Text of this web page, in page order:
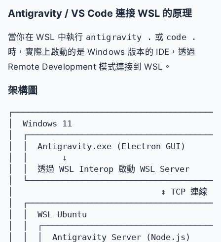
Antigravity / VS Code 連接 WSL 的原理
當你在 WSL 中執行 antigravity . 或 code .
時，實際上啟動的是 Windows 版本的 IDE，透過
Remote Development 模式連接到 WSL。
架構圖
│  Windows 11
│
│  │  Antigravity.exe (Electron
│  │       ↓
│  │  透過 WSL Interop 啟動 WSL
│
│                              ↕ TCP 連線
│
│  │  WSL Ubuntu
│  │
│  │  │  Antigravity Server